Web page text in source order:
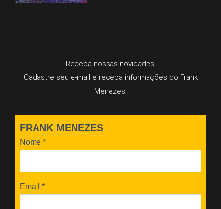
Receba nossas novidades!
Cadastre seu e-mail e receba informações do Frank
Menezes.
FRANK MENEZES
Nome *
Email *